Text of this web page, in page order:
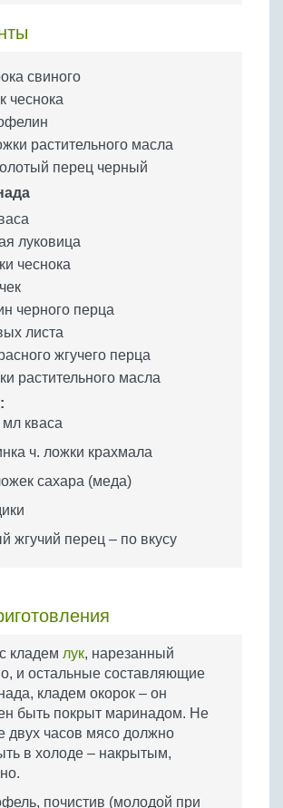
свиного
чеснока
растительного масла
перец черный
луковица
чеснока
черного перца
листа
жгучего перца
растительного масла
кваса
ч. ложки крахмала
сахара (меда)
жгучий перец – по вкусу
кладем лук, нарезанный
и остальные составляющие
кладем окорок – он
быть покрыт маринадом. Не
двух часов мясо должно
в холоде – накрытым,
почистив (молодой при